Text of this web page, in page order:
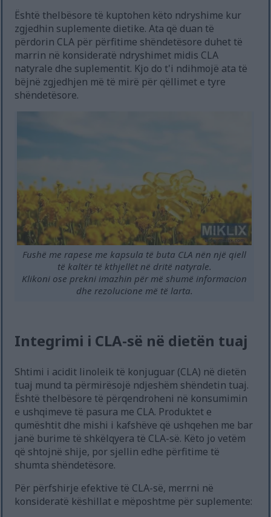
Është thelbësore të kuptohen këto ndryshime kur
zgjedhin suplemente dietike. Ata që duan të
përdorin CLA për përfitime shëndetësore duhet të
marrin në konsideratë ndryshimet midis CLA
natyrale dhe suplementit. Kjo do t'i ndihmojë ata të
bëjnë zgjedhjen më të mirë për qëllimet e tyre
shëndetësore.
Fushë me rapese me kapsula të buta CLA nën një qiell
të kaltër të kthjellët në dritë natyrale.
Klikoni ose prekni imazhin për më shumë informacion
dhe rezolucione më të larta.
Integrimi i CLA-së në dietën tuaj
Shtimi i acidit linoleik të konjuguar (CLA) në dietën
tuaj mund ta përmirësojë ndjeshëm shëndetin tuaj.
Është thelbësore të përqendroheni në konsumimin
e ushqimeve të pasura me CLA. Produktet e
qumështit dhe mishi i kafshëve që ushqehen me bar
janë burime të shkëlqyera të CLA-së. Këto jo vetëm
që shtojnë shije, por sjellin edhe përfitime të
shumta shëndetësore.
Për përfshirje efektive të CLA-së, merrni në
konsideratë këshillat e mëposhtme për suplemente: